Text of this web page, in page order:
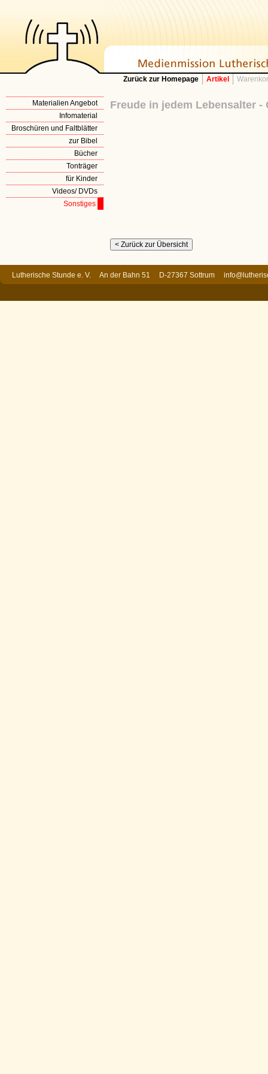
Zurück zur Homepage Artikel
Materialien Angebot
Infomaterial
Broschüren und Faltblätter
zur Bibel
Bücher
Tonträger
für Kinder
Videos/ DVDs
Sonstiges
Freude in jedem Lebensalter -
Lutherische Stunde e. V. An der Bahn 51 D-27367 Sottrum